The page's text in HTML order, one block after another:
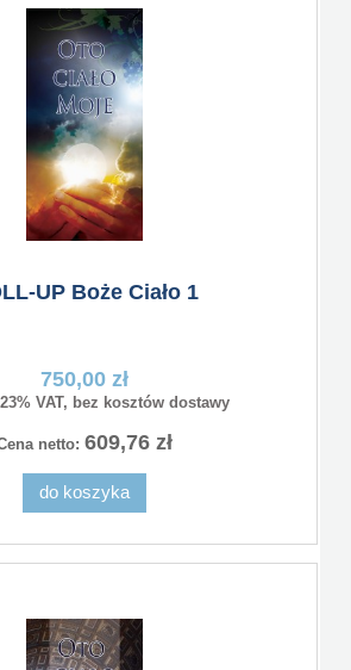
UP Boże Ciało 1
750,00 zł
VAT, bez kosztów dostawy
netto: 609,76 zł
do koszyka